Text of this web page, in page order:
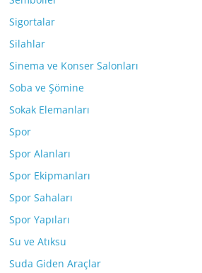
Sigortalar
Silahlar
Sinema ve Konser Salonları
Soba ve Şömine
Sokak Elemanları
Spor
Spor Alanları
Spor Ekipmanları
Spor Sahaları
Spor Yapıları
Su ve Atıksu
Suda Giden Araçlar